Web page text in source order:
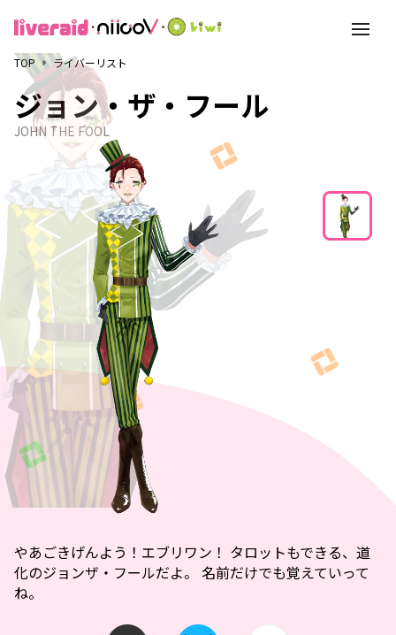
toggle
TOP ライバーリスト
ジョン・ザ・フール
JOHN THE FOOL
やあごきげんよう！エブリワン！ タロットもできる、道
化のジョンザ・フールだよ。 名前だけでも覚えていって
ね。